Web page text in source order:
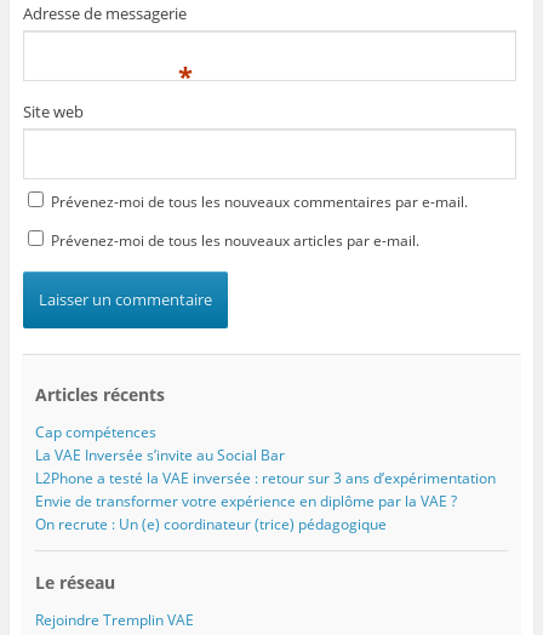
Adresse de messagerie
*
Site web
Prévenez-moi de tous les nouveaux commentaires par e-mail.
Prévenez-moi de tous les nouveaux articles par e-mail.
Articles récents
Cap compétences
La VAE Inversée s’invite au Social Bar
L2Phone a testé la VAE inversée : retour sur 3 ans d’expérimentation
Envie de transformer votre expérience en diplôme par la VAE ?
On recrute : Un (e) coordinateur (trice) pédagogique
Le réseau
Rejoindre Tremplin VAE